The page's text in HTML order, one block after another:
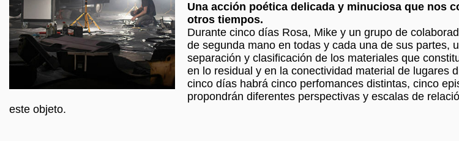
Una acción poética delicada y minuciosa que nos
otros tiempos.
Durante cinco días Rosa, Mike y un grupo de
de segunda mano en todas y cada una de sus partes,
separación y clasificación de los materiales que
en lo residual y en la conectividad material de lugares
cinco días habrá cinco perfomances distintas, cinco
propondrán diferentes perspectivas y escalas de
este objeto.